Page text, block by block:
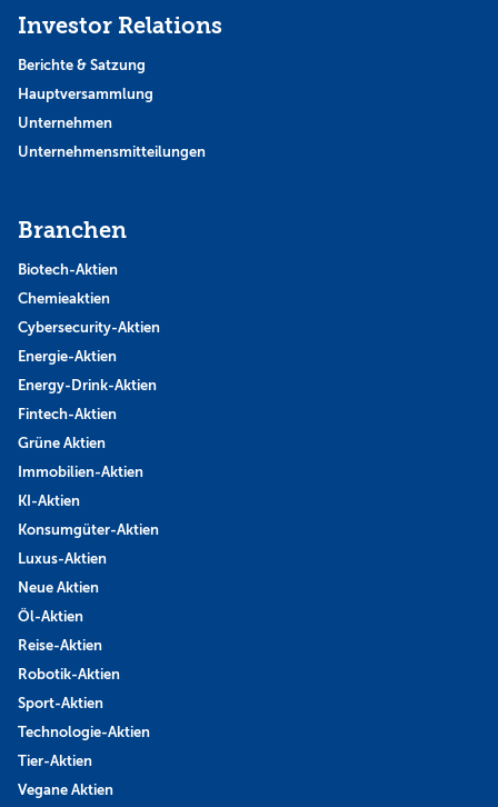
Investor Relations
Berichte & Satzung
Hauptversammlung
Unternehmen
Unternehmensmitteilungen
Branchen
Biotech-Aktien
Chemieaktien
Cybersecurity-Aktien
Energie-Aktien
Energy-Drink-Aktien
Fintech-Aktien
Grüne Aktien
Immobilien-Aktien
KI-Aktien
Konsumgüter-Aktien
Luxus-Aktien
Neue Aktien
Öl-Aktien
Reise-Aktien
Robotik-Aktien
Sport-Aktien
Technologie-Aktien
Tier-Aktien
Vegane Aktien